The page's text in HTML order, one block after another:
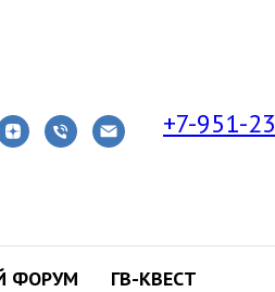
+7-951-
ФОРУМ ГВ-КВЕСТ